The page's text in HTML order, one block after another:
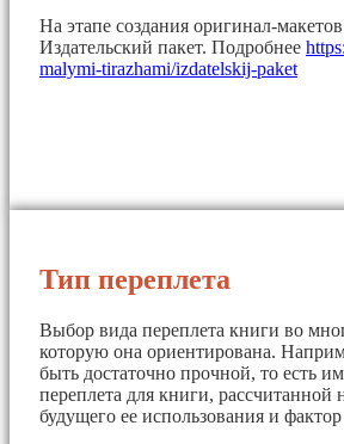
На этапе создания оригинал-
Издательский пакет. Подробнее
malymi-tirazhami/izdatelskij-paket
Тип переплета
Выбор вида переплета книги во
которую она ориентирована.
быть достаточно прочной, то есть
переплета для книги, рассчитанной
будущего ее использования и